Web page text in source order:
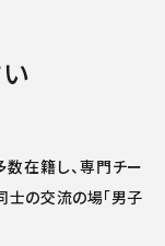
在籍し、専門チー
士の交流の場「男子